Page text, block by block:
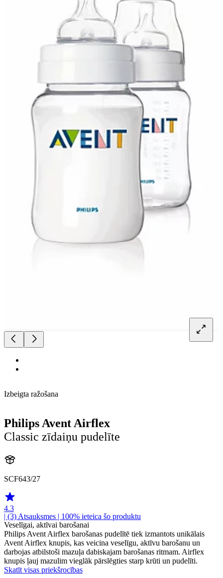
Izbeigta ražošana
Philips Avent Airflex
Classic zīdaiņu pudelīte
SCF643/27
4.3
| (3) Atsauksmes | 100% ieteica šo produktu
Veselīgai, aktīvai barošanai
Philips Avent Airflex barošanas pudelītē tiek izmantots unikālais
Avent Airflex knupis, kas veicina veselīgu, aktīvu barošanu un
darbojas atbilstoši mazuļa dabiskajam barošanas ritmam. Airflex
knupis ļauj mazulim vieglāk pārslēgties starp krūti un pudelīti.
Skatīt visas priekšrocības